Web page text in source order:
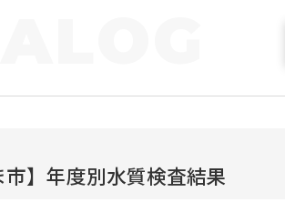
市】年度別水質検査結果